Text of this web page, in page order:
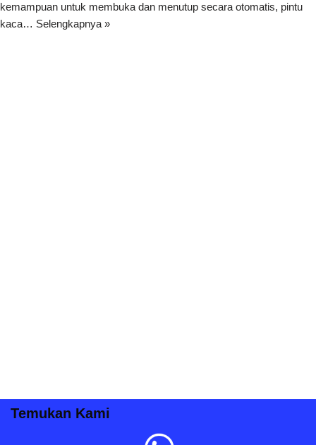
kemampuan untuk membuka dan menutup secara otomatis, pintu
kaca… Selengkapnya »
Temukan Kami